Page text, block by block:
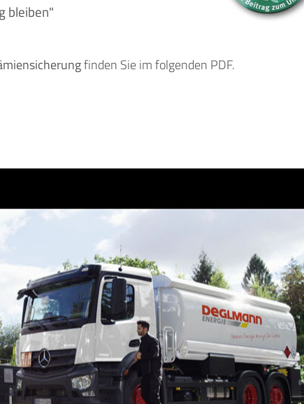
bleiben"
finden Sie im folgenden PDF.